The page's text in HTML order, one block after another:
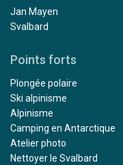
Jan Mayen
Svalbard
Points forts
Plongée polaire
Ski alpinisme
Alpinisme
Camping en Antarctique
Atelier photo
Nettoyer le Svalbard